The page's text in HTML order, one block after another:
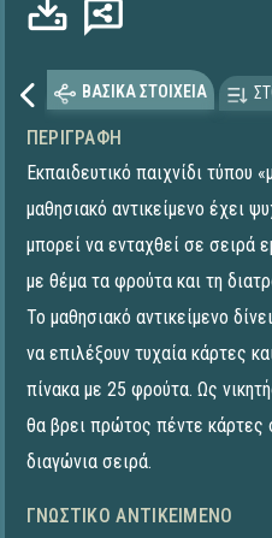
ΒΑΣΙΚΑ ΣΤΟΙΧΕΙΑ
ΠΕΡΙΓΡΑΦΉ
Εκπαιδευτικό παιχνίδι τύπου
μαθησιακό αντικείμενο έχει
μπορεί να ενταχθεί σε σειρά
με θέμα τα φρούτα και τη
Το μαθησιακό αντικείμενο
να επιλέξουν τυχαία κάρτες
πίνακα με 25 φρούτα. Ως
θα βρει πρώτος πέντε κάρτες
διαγώνια σειρά.
ΓΝΩΣΤΙΚΌ ΑΝΤΙΚΕΊΜΕΝΟ